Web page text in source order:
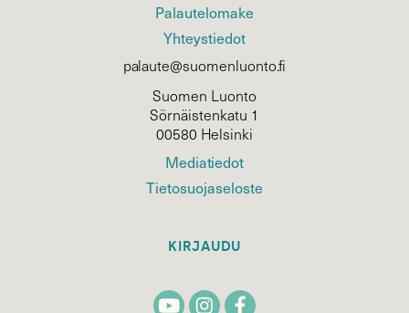
Palautelomake
Yhteystiedot
palaute@suomenluonto.fi
Suomen Luonto
Sörnäistenkatu 1
00580 Helsinki
Mediatiedot
Tietosuojaseloste
KIRJAUDU